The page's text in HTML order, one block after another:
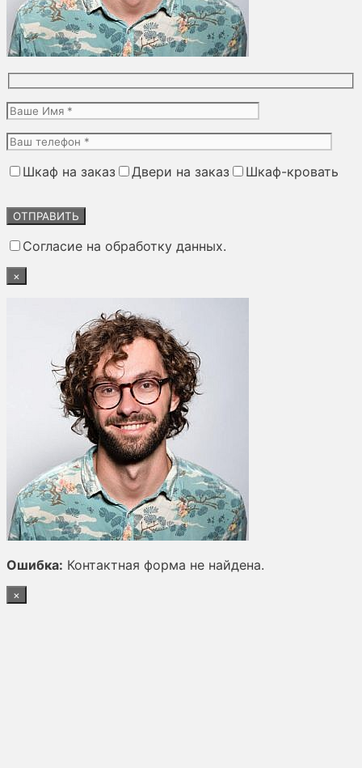
Шкаф на заказ Двери на заказ
Шкаф-кровать
это
пустым.
Согласие на обработку данных.
×
Ошибка: Контактная форма не найдена.
×